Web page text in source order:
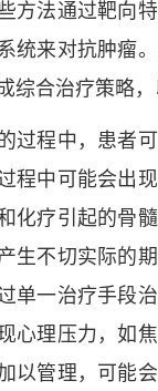
方法通过靶向
统来对抗肿瘤
综合治疗策略，
过程中，患者
程中可能会出
化疗引起的骨
生不切实际的
单一治疗手段
心理压力，如
以管理，可能